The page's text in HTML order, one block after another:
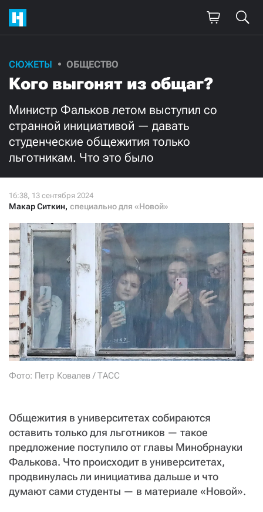
СЮЖЕТЫ ОБЩЕСТВО
Кого выгонят из общаг?
Министр Фальков летом выступил со
странной инициативой — давать
студенческие общежития только
льготникам. Что это было
Макар Ситкин, специально для «Новой»
Фото: Петр Ковалев / ТАСС
Общежития в университетах собираются
оставить только для льготников — такое
предложение поступило от главы Минобрнауки
Фалькова. Что происходит в университетах,
продвинулась ли инициатива дальше и что
думают сами студенты — в материале «Новой».
Поддержите
нашу работу!
Ежемесячно Разово
3000 1000
Нажимая кнопку «Стать соучастником»,
я принимаю
условия и подтверждаю свое гражданство РФ
СТАТЬ СОУЧАСТНИКОМ
ПОДЕЛИТЬСЯ С ДРУЗЬЯМИ
Если у вас есть вопросы, пишите donate@novayagazeta.ru
звоните:
+7 (929) 612-03-68